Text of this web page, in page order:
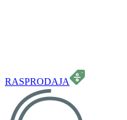
RASPRODAJA